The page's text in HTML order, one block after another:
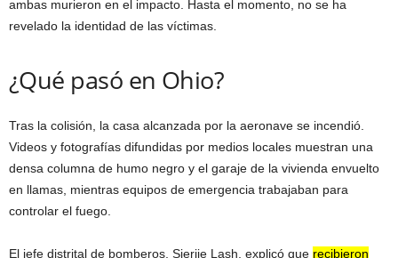
ambas murieron en el impacto. Hasta el momento, no se ha
revelado la identidad de las víctimas.
¿Qué pasó en Ohio?
Tras la colisión, la casa alcanzada por la aeronave se incendió.
Videos y fotografías difundidas por medios locales muestran una
densa columna de humo negro y el garaje de la vivienda envuelto
en llamas, mientras equipos de emergencia trabajaban para
controlar el fuego.
El jefe distrital de bomberos, Sierjie Lash, explicó que recibieron